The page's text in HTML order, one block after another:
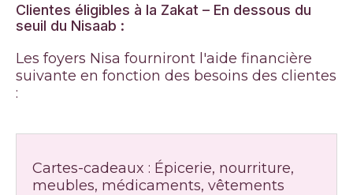
Clientes éligibles à la Zakat – En dessous du
seuil du Nisaab :
Les foyers Nisa fourniront l'aide financière
suivante en fonction des besoins des clientes
:
Cartes-cadeaux : Épicerie, nourriture,
meubles, médicaments, vêtements